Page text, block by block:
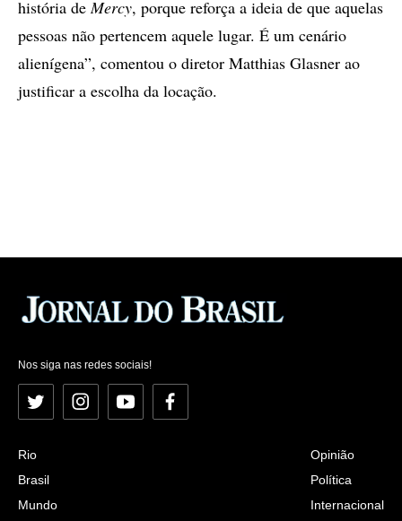
história deMercy, porque reforça a ideia de que aquelas
pessoas não pertencem aquele lugar. É um cenário
alienígena”, comentou o diretor Matthias Glasner ao
justificar a escolha da locação.
Nos siga nas redes sociais!
Twitter InstagramYouTubeFacebook
Rio
Brasil
Mundo
Opinião
Política
Internacional